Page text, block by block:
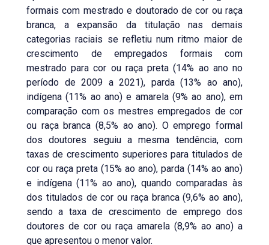
formais com mestrado e doutorado de cor ou raça
branca, a expansão da titulação nas demais
categorias raciais se refletiu num ritmo maior de
crescimento de empregados formais com
mestrado para cor ou raça preta (14% ao ano no
período de 2009 a 2021), parda (13% ao ano),
indígena (11% ao ano) e amarela (9% ao ano), em
comparação com os mestres empregados de cor
ou raça branca (8,5% ao ano). O emprego formal
dos doutores seguiu a mesma tendência, com
taxas de crescimento superiores para titulados de
cor ou raça preta (15% ao ano), parda (14% ao ano)
e indígena (11% ao ano), quando comparadas às
dos titulados de cor ou raça branca (9,6% ao ano),
sendo a taxa de crescimento de emprego dos
doutores de cor ou raça amarela (8,9% ao ano) a
que apresentou o menor valor.